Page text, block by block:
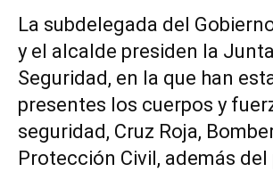
La subdelegada del
y el alcalde presiden la
Seguridad, en la que han
presentes los cuerpos y
seguridad, Cruz Roja,
Protección Civil, además del